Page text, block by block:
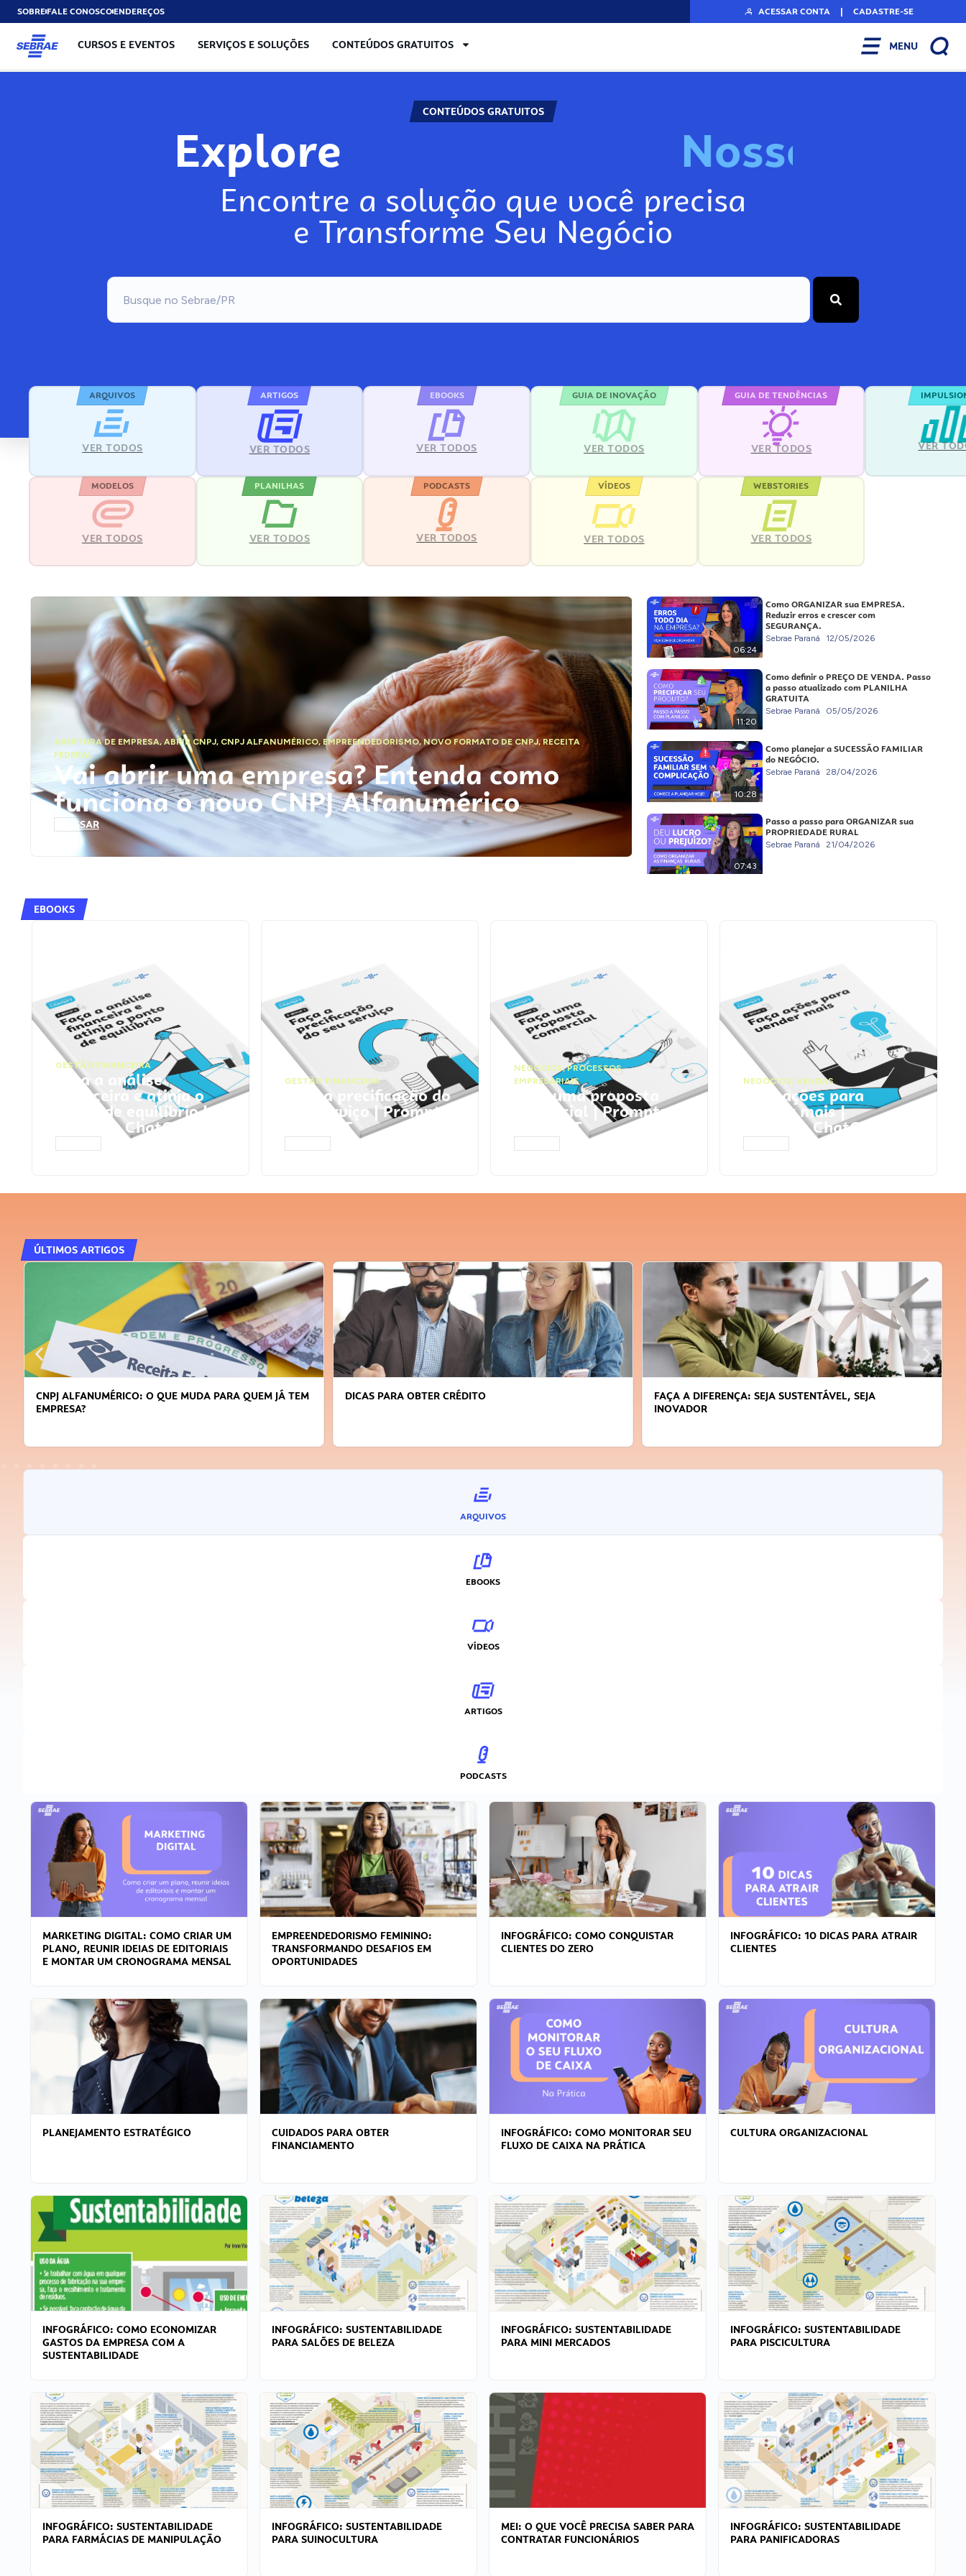
SOBREFALE CONOSCOENDEREÇOS ACESSAR CONTA | CADASTRE-SE
CURSOS E EVENTOS SERVIÇOS E SOLUÇÕES CONTEÚDOS GRATUITOS MENU
CONTEÚDOS GRATUITOS
Explore Nosso
Encontre a solução que você precisa
e Transforme Seu Negócio
ARQUIVOS
VER TODOS
ARTIGOS
VER TODOS
EBOOKS
VER TODOS
GUIA DE INOVAÇÃO
VER TODOS
GUIA DE TENDÊNCIAS
VER TODOS VER
MODELOS
VER TODOS
PLANILHAS
VER TODOS
PODCASTS
VER TODOS
VÍDEOS
VER TODOS
WEBSTORIES
VER TODOS
ABERTURA DE EMPRESA,ABRIR CNPJ, CNPJ ALFANUMÉRICO, EMPREENDEDORISMO,NOVO FORMATO DE CNPJ,RECEITA
FEDERAL
Vai abrir uma empresa? Entenda como
funciona o novo CNPJ Alfanumérico
ACESSAR
06:24
Como ORGANIZAR sua EMPRESA.
Reduzir erros e crescer com
SEGURANÇA.
Sebrae Paraná 12/05/2026
11:20
Como definir o PREÇO DE VENDA. Passo
a passo atualizado com PLANILHA
GRATUITA
Sebrae Paraná 05/05/2026
10:28
Como planejar a SUCESSÃO FAMILIAR
do NEGÓCIO.
Sebrae Paraná 28/04/2026
07:43
Passo a passo para ORGANIZAR sua
PROPRIEDADE RURAL
Sebrae Paraná 21/04/2026
EBOOKS
GESTÃO FINANCEIRA
Faça a análise
financeira e atinja o
ponto de equilíbrio |
Prompts ChatGPT
GESTÃO FINANCEIRA
Faça a precificação do
seu serviço | Prompts
ChatGPT
NEGÓCIOS,PROCESSOS
EMPRESARIAIS
Faça uma proposta
comercial | Prompts
ChatGPT
NEGÓCIOS, VENDAS
Faça ações para
vender mais |
Prompts ChatGPT
ÚLTIMOS ARTIGOS
CNPJ ALFANUMÉRICO: O QUE MUDA PARA QUEM JÁ TEM
EMPRESA?
DICAS PARA OBTER CRÉDITO
FAÇA A DIFERENÇA: SEJA SUSTENTÁVEL, SEJA
INOVADOR
ARQUIVOS
EBOOKS
VÍDEOS
ARTIGOS
PODCASTS
MARKETING DIGITAL: COMO CRIAR UM
PLANO, REUNIR IDEIAS DE EDITORIAIS
E MONTAR UM CRONOGRAMA MENSAL
EMPREENDEDORISMO FEMININO:
TRANSFORMANDO DESAFIOS EM
OPORTUNIDADES
INFOGRÁFICO: COMO CONQUISTAR
CLIENTES DO ZERO
INFOGRÁFICO: 10 DICAS PARA ATRAIR
CLIENTES
PLANEJAMENTO ESTRATÉGICO
CUIDADOS PARA OBTER
FINANCIAMENTO
INFOGRÁFICO: COMO MONITORAR SEU
FLUXO DE CAIXA NA PRÁTICA
CULTURA ORGANIZACIONAL
INFOGRÁFICO: COMO ECONOMIZAR
GASTOS DA EMPRESA COM A
SUSTENTABILIDADE
INFOGRÁFICO: SUSTENTABILIDADE
PARA SALÕES DE BELEZA
INFOGRÁFICO: SUSTENTABILIDADE
PARA MINI MERCADOS
INFOGRÁFICO: SUSTENTABILIDADE
PARA PISCICULTURA
INFOGRÁFICO: SUSTENTABILIDADE
PARA FARMÁCIAS DE MANIPULAÇÃO
INFOGRÁFICO: SUSTENTABILIDADE
PARA SUINOCULTURA
MEI: O QUE VOCÊ PRECISA SABER PARA
CONTRATAR FUNCIONÁRIOS
INFOGRÁFICO: SUSTENTABILIDADE
PARA PANIFICADORAS